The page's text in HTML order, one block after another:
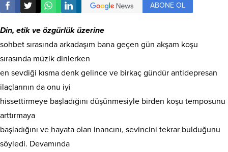
ABONE OL
Din, etik ve özgürlük üzerine
sohbet sırasında arkadaşım bana geçen gün akşam koşu
sırasında müzik dinlerken
en sevdiği kısma denk gelince ve birkaç gündür antidepresan
ilaçlarının da onu iyi
hissettirmeye başladığını düşünmesiyle birden koşu temposunu
arttırmaya
başladığını ve hayata olan inancını, sevincini tekrar bulduğunu
söyledi. Devamında